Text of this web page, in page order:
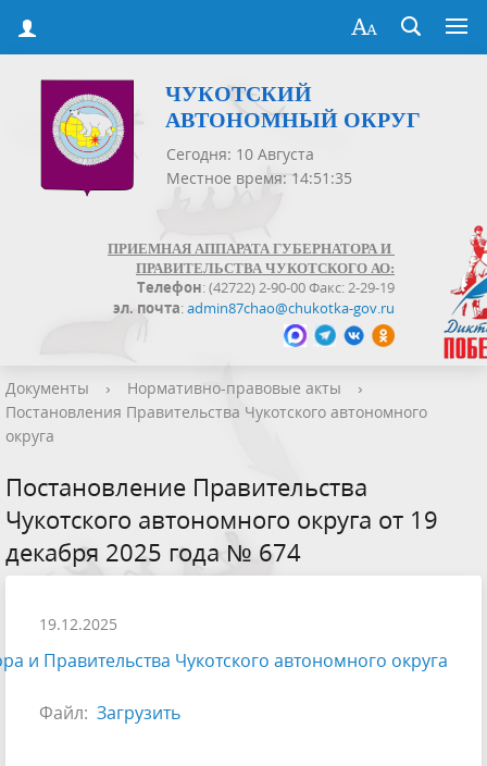
ЧУКОТСКИЙ
АВТОНОМНЫЙ ОКРУГ
Сегодня: 10 Августа
Местное время: 14:51:35
ПРИЕМНАЯ АППАРАТА ГУБЕРНАТОРА И
ПРАВИТЕЛЬСТВА ЧУКОТСКОГО АО:
Телефон: (42722) 2-90-00 Факс: 2-29-19
эл. почта:admin87chao@chukotka-gov.ru
Документы › Нормативно-правовые акты
›
Постановления Правительства Чукотского автономного
округа
Постановление Правительства
Чукотского автономного округа от 19
декабря 2025 года № 674
19.12.2025
и Правительства Чукотского автономного округа
Файл: Загрузить